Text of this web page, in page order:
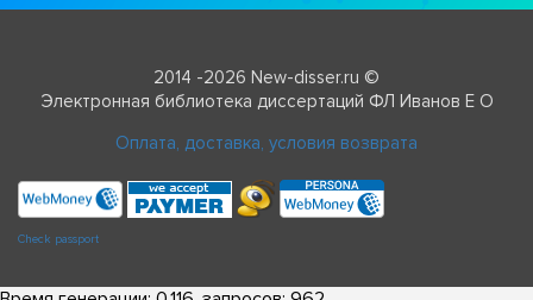
2014 -2026 New-disser.ru ©
Электронная библиотека диссертаций ФЛ Иванов Е О
Оплата, доставка, условия возврата
Check passport